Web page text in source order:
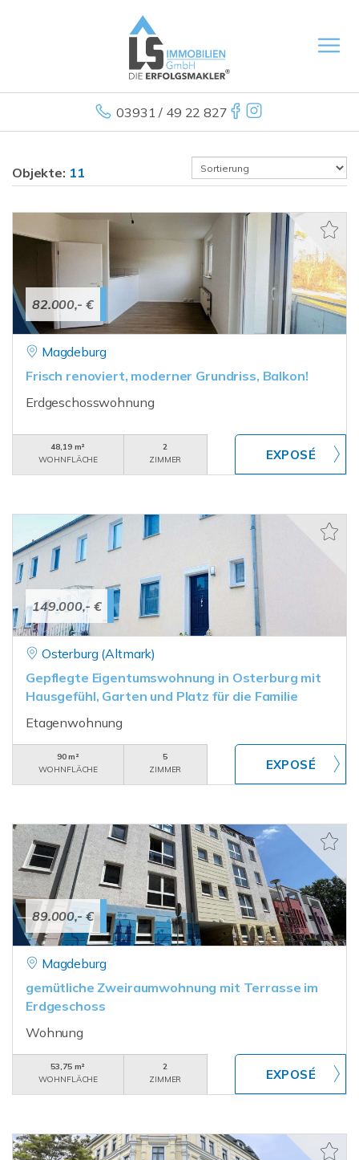
03931 / 49 22 827
Objekte: 11
82.000,- €
Magdeburg
Frisch renoviert, moderner Grundriss, Balkon!
Erdgeschosswohnung
48,19 m²
WOHNFLÄCHE
2
ZIMMER
149.000,- €
Osterburg (Altmark)
Gepflegte Eigentumswohnung in Osterburg mit
Hausgefühl, Garten und Platz für die Familie
Etagenwohnung
90 m²
WOHNFLÄCHE
5
ZIMMER
89.000,- €
Magdeburg
gemütliche Zweiraumwohnung mit Terrasse im
Erdgeschoss
Wohnung
53,75 m²
WOHNFLÄCHE
2
ZIMMER